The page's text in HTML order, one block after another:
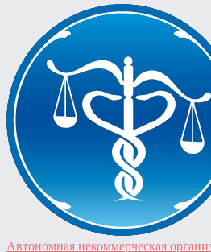
Автономная некоммерческая